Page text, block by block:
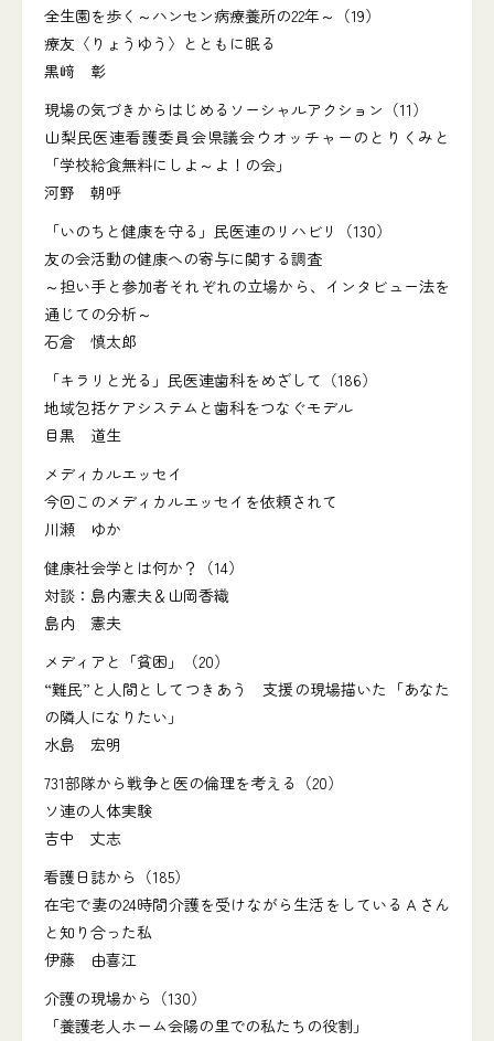
全生園を歩く～ハンセン病療養所の22年～（19）
療友〈りょうゆう〉とともに眠る
黒﨑 彰
現場の気づきからはじめるソーシャルアクション（11）
山梨民医連看護委員会県議会ウオッチャーのとりくみと
「学校給食無料にしよ～よ！の会」
河野 朝呼
「いのちと健康を守る」民医連のリハビリ（130）
友の会活動の健康への寄与に関する調査
～担い手と参加者それぞれの立場から、インタビュー法を
通じての分析～
石倉 慎太郎
「キラリと光る」民医連歯科をめざして（186）
地域包括ケアシステムと歯科をつなぐモデル
目黒 道生
メディカルエッセイ
今回このメディカルエッセイを依頼されて
川瀬 ゆか
健康社会学とは何か？（14）
対談：島内憲夫＆山岡香織
島内 憲夫
メディアと「貧困」（20）
“難民”と人間としてつきあう 支援の現場描いた「あなた
の隣人になりたい」
水島 宏明
731部隊から戦争と医の倫理を考える（20）
ソ連の人体実験
吉中 丈志
看護日誌から（185）
在宅で妻の24時間介護を受けながら生活をしているＡさん
と知り合った私
伊藤 由喜江
介護の現場から（130）
「養護老人ホーム会陽の里での私たちの役割」